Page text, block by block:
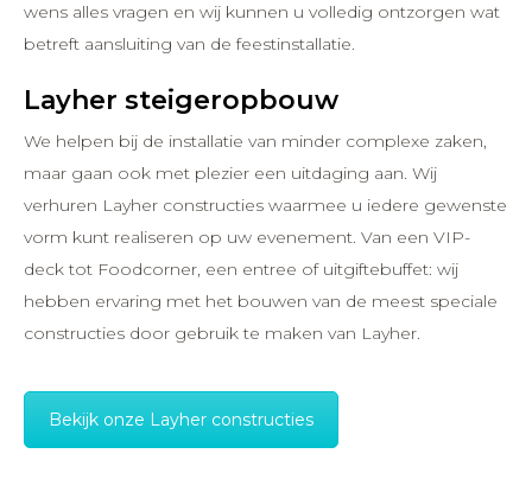
wens alles vragen en wij kunnen u volledig ontzorgen wat
betreft aansluiting van de feestinstallatie.
Layher steigeropbouw
We helpen bij de installatie van minder complexe zaken,
maar gaan ook met plezier een uitdaging aan. Wij
verhuren Layher constructies waarmee u iedere gewenste
vorm kunt realiseren op uw evenement. Van een VIP-
deck tot Foodcorner, een entree of uitgiftebuffet: wij
hebben ervaring met het bouwen van de meest speciale
constructies door gebruik te maken van Layher.
Bekijk onze Layher constructies